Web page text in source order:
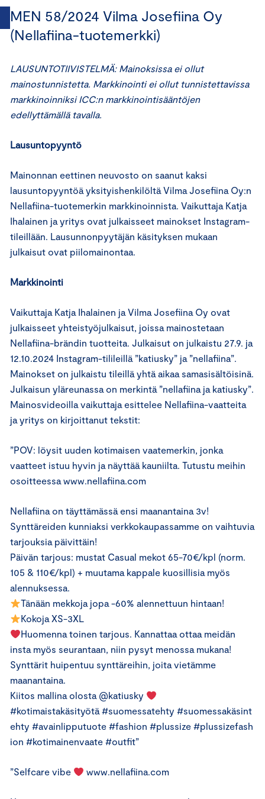
MEN 58/2024 Vilma Josefiina Oy
(Nellafiina-tuotemerkki)
LAUSUNTOTIIVISTELMÄ: Mainoksissa ei ollut
mainostunnistetta. Markkinointi ei ollut tunnistettavissa
markkinoinniksi ICC:n markkinointisääntöjen
edellyttämällä tavalla.
Lausuntopyyntö
Mainonnan eettinen neuvosto on saanut kaksi
lausuntopyyntöä yksityishenkilöltä Vilma Josefiina Oy:n
Nellafiina-tuotemerkin markkinoinnista. Vaikuttaja Katja
Ihalainen ja yritys ovat julkaisseet mainokset Instagram-
tileillään. Lausunnonpyytäjän käsityksen mukaan
julkaisut ovat piilomainontaa.
Markkinointi
Vaikuttaja Katja Ihalainen ja Vilma Josefiina Oy ovat
julkaisseet yhteistyöjulkaisut, joissa mainostetaan
Nellafiina-brändin tuotteita. Julkaisut on julkaistu 27.9. ja
12.10.2024 Instagram-tilileillä ”katiusky” ja ”nellafiina”.
Mainokset on julkaistu tileillä yhtä aikaa samasisältöisinä.
Julkaisun yläreunassa on merkintä ”nellafiina ja katiusky”.
Mainosvideoilla vaikuttaja esittelee Nellafiina-vaatteita
ja yritys on kirjoittanut tekstit:
”POV: löysit uuden kotimaisen vaatemerkin, jonka
vaatteet istuu hyvin ja näyttää kauniilta. Tutustu meihin
osoitteessa www.nellafiina.com
Nellafiina on täyttämässä ensi maanantaina 3v!
Synttäreiden kunniaksi verkkokaupassamme on vaihtuvia
tarjouksia päivittäin!
Päivän tarjous: mustat Casual mekot 65-70€/kpl (norm.
105 & 110€/kpl) + muutama kappale kuosillisia myös
alennuksessa.
Tänään mekkoja jopa -60% alennettuun hintaan!
Kokoja XS-3XL
Huomenna toinen tarjous. Kannattaa ottaa meidän
insta myös seurantaan, niin pysyt menossa mukana!
Synttärit huipentuu synttäreihin, joita vietämme
maanantaina.
Kiitos mallina olosta @katiusky
#kotimaistakäsityötä #suomessatehty #suomessakäsint
ehty #avainlipputuote #fashion #plussize #plussizefash
ion #kotimainenvaate #outfit”
”Selfcare vibe www.nellafiina.com